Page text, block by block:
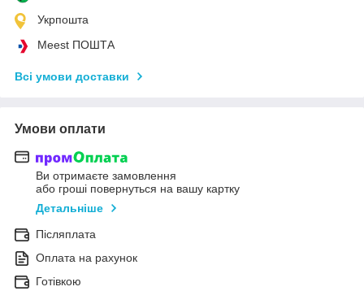
Укрпошта
Meest ПОШТА
Всі умови доставки
Умови оплати
Ви отримаєте замовлення
або гроші повернуться на вашу картку
Детальніше
Післяплата
Оплата на рахунок
Готівкою